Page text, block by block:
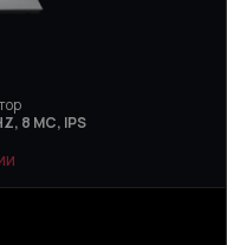
8 МС, IPS